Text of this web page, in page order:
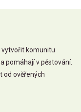
vytvořit komunitu
pomáhají v pěstování.
od ověřených